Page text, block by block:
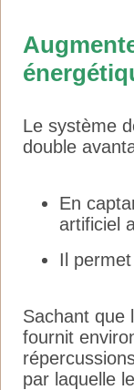
Le système
double
En
artificiel
Il
Sachant que
fournit
par laquelle